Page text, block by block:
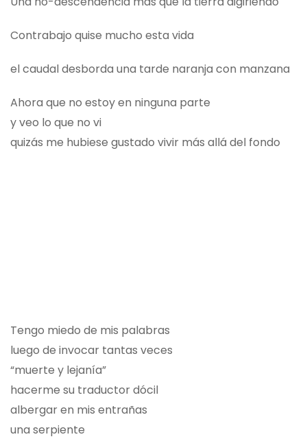
Contrabajo quise mucho esta vida
el caudal desborda una tarde naranja con manzana
Ahora que no estoy en ninguna parte
y veo lo que no vi
quizás me hubiese gustado vivir más allá del fondo
Tengo miedo de mis palabras
luego de invocar tantas veces
“muerte y lejanía”
hacerme su traductor dócil
albergar en mis entrañas
una serpiente